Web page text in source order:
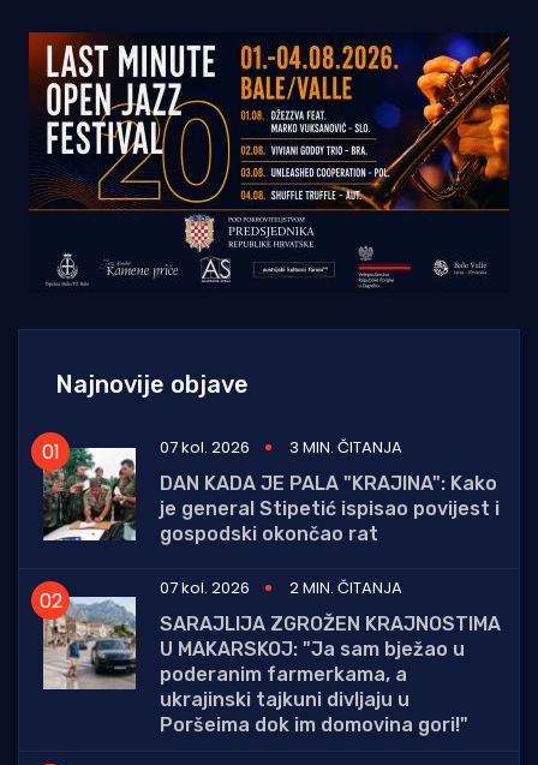
Najnovije objave
07 kol. 2026
3 MIN. ČITANJA
DAN KADA JE PALA "KRAJINA": Kako
je general Stipetić ispisao povijest i
gospodski okončao rat
07 kol. 2026
2 MIN. ČITANJA
SARAJLIJA ZGROŽEN KRAJNOSTIMA
U MAKARSKOJ: "Ja sam bježao u
poderanim farmerkama, a
ukrajinski tajkuni divljaju u
Poršeima dok im domovina gori!"